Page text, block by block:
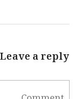
Leave a reply